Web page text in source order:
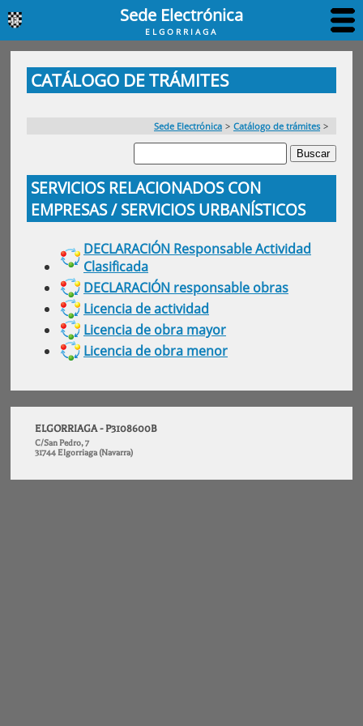
Sede Electrónica
ELGORRIAGA
CATÁLOGO DE TRÁMITES
Sede Electrónica > Catálogo de trámites >
SERVICIOS RELACIONADOS CON
EMPRESAS / SERVICIOS URBANÍSTICOS
DECLARACIÓN Responsable Actividad
Clasificada
DECLARACIÓN responsable obras
Licencia de actividad
Licencia de obra mayor
Licencia de obra menor
ELGORRIAGA - P3108600B
C/San Pedro, 7
31744 Elgorriaga (Navarra)